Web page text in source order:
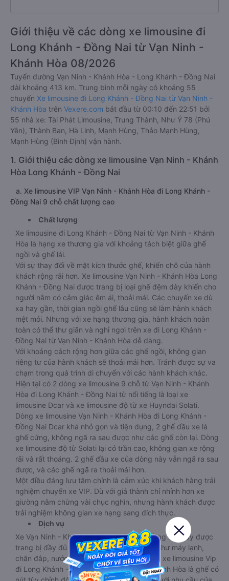
Giới thiệu về các dòng xe limousine đi
Long Khánh - Đồng Nai từ Vạn Ninh -
Khánh Hòa 08/2026
Tuyến đường Vạn Ninh - Khánh Hòa - Long Khánh - Đồng Nai
dài khoảng 413 km. Trung bình mỗi ngày có khoảng 55
chuyến Xe limousine đi Long Khánh - Đồng Nai từ Vạn Ninh -
Khánh Hòa trên Vexere.com bắt đầu từ 00:10 đến 22:51 bởi
55 nhà xe: Tài Phát Limousine, Trung Thành, Như Ý 78 (Phú
Yên), Thành Ban, Hà Linh, Mạnh Hùng, Thảo Mạnh Hùng,
Mạnh Hùng (Bình Định) vận hành.
1. Giới thiệu các dòng xe limousine Vạn Ninh - Khánh
Hòa Long Khánh - Đồng Nai
a. Xe limousine VIP Vạn Ninh - Khánh Hòa đi Long Khánh -
Đồng Nai 9 chỗ chất lượng cao
Chất lượng
Xe limousine đi Long Khánh - Đồng Nai từ Vạn Ninh - Khánh
Hòa là hạng xe thương gia với khoảng tách biệt giữa ghế
ngồi và ghế lái.
Với sự thay đổi về mặt kích thước ghế, khiến chỗ của hành
khách rộng rãi hơn. Xe limousine Vạn Ninh - Khánh Hòa Long
Khánh - Đồng Nai được trang bị loại ghế đệm dày khiến cho
người nằm có cảm giác êm ái, thoải mái. Các chuyến xe dù
xa hay gần, thời gian ngồi ghế lâu cũng sẽ làm hành khách
mệt mỏi. Nhưng với xe hạng thương gia, hành khách hoàn
toàn có thể thư giãn và nghỉ ngơi trên xe đi Long Khánh -
Đồng Nai từ Vạn Ninh - Khánh Hòa dễ dàng.
Với khoảng cách rộng hơn giữa các ghế ngồi, không gian
riêng tư của hành khách sẽ thoải mái hơn. Tránh được sự va
chạm trong quá trình di chuyển với các hành khách khác.
Hiện tại có 2 dòng xe limousine 9 chỗ từ Vạn Ninh - Khánh
Hòa đi Long Khánh - Đồng Nai từ nổi tiếng là loại xe
limousine Dcar và xe limousine độ từ xe Huyndai Solati.
Dòng xe limousine Vạn Ninh - Khánh Hòa đi Long Khánh -
Đồng Nai Dcar khá nhỏ gọn và tiện dụng, 2 ghế đầu xe là
ghế cứng, không ngã ra sau được như các ghế còn lại. Dòng
xe limousine độ từ Solati lại có trần cao, không gian xe rộng
rãi và rất thoáng. 2 ghế đầu xe của dòng này vẫn ngã ra sau
được, và các ghế ngã ra thoải mái hơn.
Một điều đáng lưu tâm chính là cảm xúc khi khách hàng trải
nghiệm chuyến xe VIP. Dù với giá thành chỉ nhỉnh hơn xe
giường nằm chừng vài chục nghìn, nhưng hành khách được
trải nghiệm không gian xe hạng sang đích thực.
Dịch vụ
Xe Vạn Ninh - Khánh Hòa Long Khánh - Đồng Nai này được
trang bị đầy đủ các tiện ích thông thường như máy lạnh,
chăn đắp, nước uống. Điểm cộng cho dòng xe limousine Vip
đi Long Khánh - Đồng Nai từ Vạn Ninh - Khánh Hòa là ghế có